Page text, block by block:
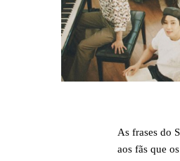
As frases do
aos fãs que